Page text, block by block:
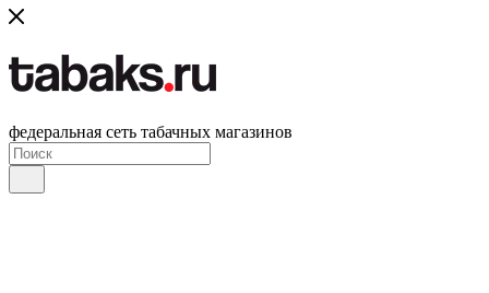
федеральная сеть табачных магазинов